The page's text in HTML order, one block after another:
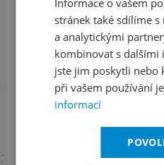
Sledujte nás na
stránek také sdílíme
a analytickými
kombinovat s dalšími
jste jim poskytli nebo
při vašem používání
informací